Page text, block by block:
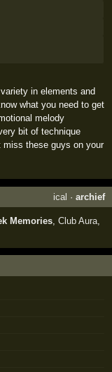
in elements and
what you need to get
melody
bit of technique
miss these guys on your
ical · archief
Memories ,Club Aura